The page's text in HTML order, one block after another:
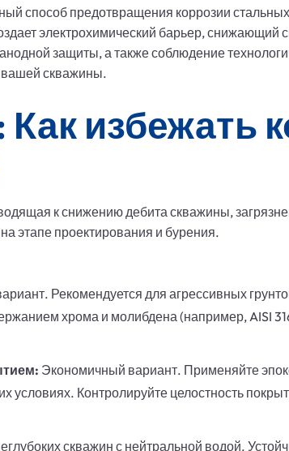
способ предотвращения коррозии
электрохимический барьер, снижающий
защиты, а также соблюдение
вашей скважины.
избежать
к снижению дебита скважины,
этапе проектирования и бурения.
Рекомендуется для агрессивных
хрома и молибдена (например, AISI
Экономичный вариант. Применяйте
Контролируйте целостность
скважин с нейтральной водой.